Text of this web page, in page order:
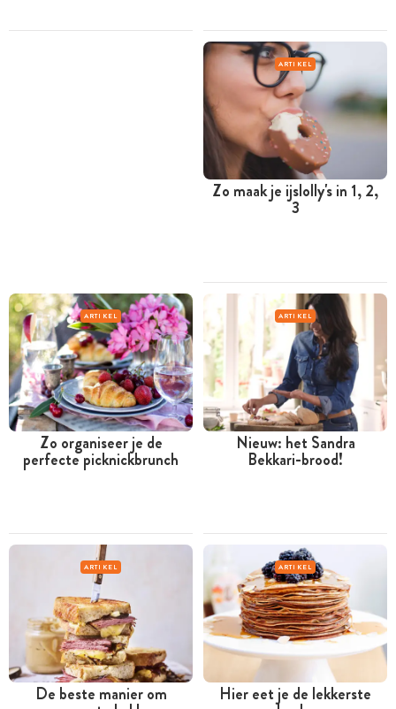
ARTIKEL
Zo maak je ijslolly's in 1, 2,
3
ARTIKEL
Zo organiseer je de
perfecte picknickbrunch
ARTIKEL
Nieuw: het Sandra
Bekkari-brood!
ARTIKEL
De beste manier om
ARTIKEL
Hier eet je de lekkerste